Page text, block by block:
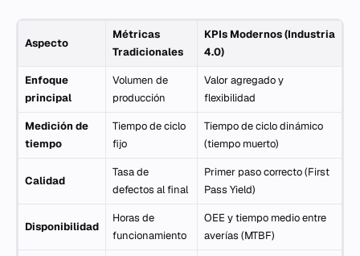
Aspecto
Métricas
Tradicionales
KPIs Modernos (Industria
4.0)
Enfoque
principal
Volumen de
producción
Valor agregado y
flexibilidad
Medición de
tiempo
Tiempo de ciclo
fijo
Tiempo de ciclo dinámico
(tiempo muerto)
Calidad
Tasa de
defectos al final
Primer paso correcto (First
Pass Yield)
Disponibilidad
Horas de
funcionamiento
OEE y tiempo medio entre
averías (MTBF)